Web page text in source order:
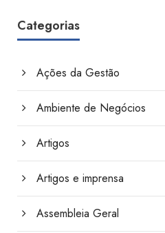
Categorias
Ações da Gestão
Ambiente de Negócios
Artigos
Artigos e imprensa
Assembleia Geral